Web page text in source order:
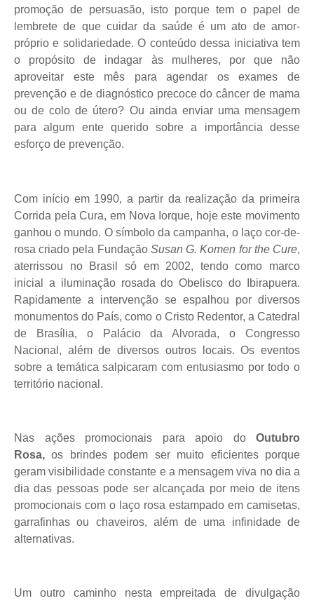
promoção de persuasão, isto porque tem o papel de
lembrete de que cuidar da saúde é um ato de amor-
próprio e solidariedade. O conteúdo dessa iniciativa tem
o propósito de indagar às mulheres, por que não
aproveitar este mês para agendar os exames de
prevenção e de diagnóstico precoce do câncer de mama
ou de colo de útero? Ou ainda enviar uma mensagem
para algum ente querido sobre a importância desse
esforço de prevenção.
Com início em 1990, a partir da realização da primeira
Corrida pela Cura, em Nova Iorque, hoje este movimento
ganhou o mundo. O símbolo da campanha, o laço cor-de-
rosa criado pela Fundação Susan G. Komen for the Cure,
aterrissou no Brasil só em 2002, tendo como marco
inicial a iluminação rosada do Obelisco do Ibirapuera.
Rapidamente a intervenção se espalhou por diversos
monumentos do País, como o Cristo Redentor, a Catedral
de Brasília, o Palácio da Alvorada, o Congresso
Nacional, além de diversos outros locais. Os eventos
sobre a temática salpicaram com entusiasmo por todo o
território nacional.
Nas ações promocionais para apoio do Outubro
Rosa,os brindes podem ser muito eficientes porque
geram visibilidade constante e a mensagem viva no dia a
dia das pessoas pode ser alcançada por meio de itens
promocionais com o laço rosa estampado em camisetas,
garrafinhas ou chaveiros, além de uma infinidade de
alternativas.
Um outro caminho nesta empreitada de divulgação